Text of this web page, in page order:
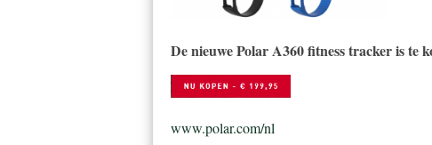
De nieuwe Polar A360 fitness tracker is te
www.polar.com/nl